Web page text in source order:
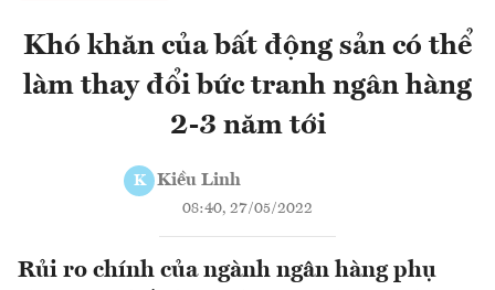
Khó khăn của bất động sản có thể
làm thay đổi bức tranh ngân hàng
2-3 năm tới
K Kiều Linh
08:40, 27/05/2022
Rủi ro chính của ngành ngân hàng phụ